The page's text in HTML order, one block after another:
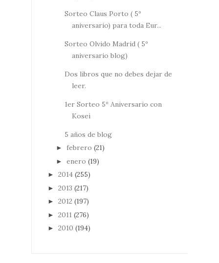
Sorteo Claus Porto ( 5º
aniversario) para toda Eur...
Sorteo Olvido Madrid ( 5º
aniversario blog)
Dos libros que no debes dejar de
leer.
1er Sorteo 5º Aniversario con
Kosei
5 años de blog
► febrero (21)
► enero (19)
► 2014 (255)
► 2013 (217)
► 2012 (197)
► 2011 (276)
► 2010 (194)